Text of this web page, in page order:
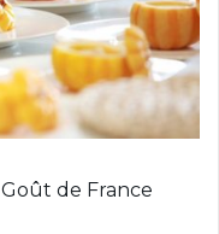
Goût de France